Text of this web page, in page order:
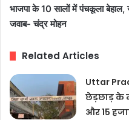
भाजपा के 10 सालों में पंचकूला
जवाब- चंद्र मोहन
Related Articles
Uttar
छेड़छाड़ के
और 15